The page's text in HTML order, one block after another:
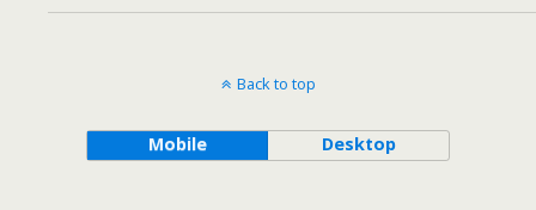
Back to top
Mobile Desktop